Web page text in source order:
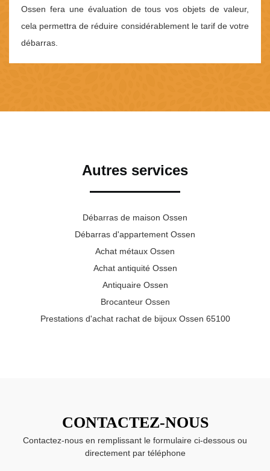
Ossen fera une évaluation de tous vos objets de valeur,
cela permettra de réduire considérablement le tarif de votre
débarras.
Autres services
Débarras de maison Ossen
Débarras d'appartement Ossen
Achat métaux Ossen
Achat antiquité Ossen
Antiquaire Ossen
Brocanteur Ossen
Prestations d'achat rachat de bijoux Ossen 65100
CONTACTEZ-NOUS
Contactez-nous en remplissant le formulaire ci-dessous ou
directement par téléphone